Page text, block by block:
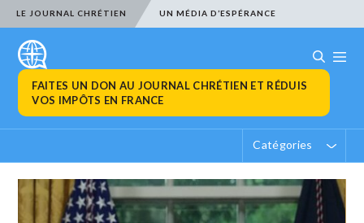
LE JOURNAL CHRÉTIEN UN MÉDIA D’ESPÉRANCE
FAITES UN DON AU JOURNAL CHRÉTIEN ET RÉDUIS
VOS IMPÔTS EN FRANCE
Catégories